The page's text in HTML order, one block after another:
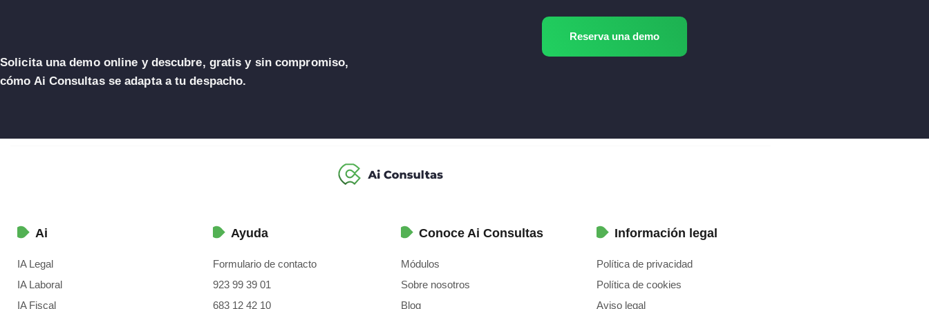
Solicita una demo online y descubre, gratis y sin compromiso,
cómo Ai Consultas se adapta a tu despacho.
Reserva una demo
Ai
IA Legal
IA Laboral
IA Fiscal
Ayuda
Formulario de contacto
923 99 39 01
683 12 42 10
Conoce Ai Consultas
Módulos
Sobre nosotros
Blog
Información legal
Política de privacidad
Política de cookies
Aviso legal